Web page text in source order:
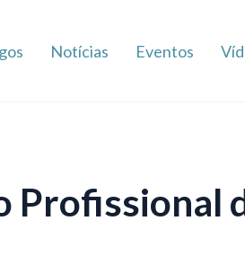
Notícias Eventos
Profissional